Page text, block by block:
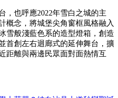
，也呼應2022年雪白之城的主
概念，將城堡尖角窗框風格融入
雪般淺藍色系的造型燈箱，創造
首創左右迴廊式的延伸舞台，擴
距離與兩邊民眾面對面熱情互